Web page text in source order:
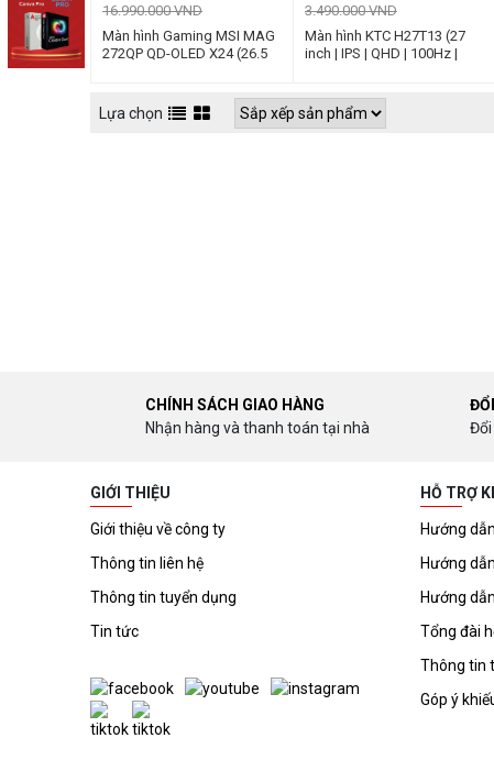
16.990.000 VND
Màn hình Gaming MSI MAG
272QP QD-OLED X24 (26.5
3.490.000 VND
Màn hình KTC H27T13 (27
inch | IPS | QHD | 100Hz |
Lựa chọn
CHÍNH SÁCH GIAO HÀNG
Nhận hàng và thanh toán tại nhà
Đổi
GIỚI THIỆU
Giới thiệu về công ty
Thông tin liên hệ
Thông tin tuyển dụng
Tin tức
HỖ TRỢ
Hướng
Hướng
Hướng
Tổng đài
Thông tin
Góp ý